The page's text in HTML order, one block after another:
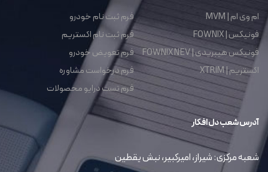
ام وی ام | MVM
فونیکس | FOWNIX
فونیکس هیبریدی | FOWNIX NEV
اکستریم | XTRIM
فرم ثبت نام خودرو
فرم ثبت نام اکستریم
فرم تعویض خودرو
فرم درخواست مشاوره
فرم تست درایو محصولات
آدرس شعب دل افکار
شعبه مرکزی: شیراز، امیرکبیر، نبش یقطین